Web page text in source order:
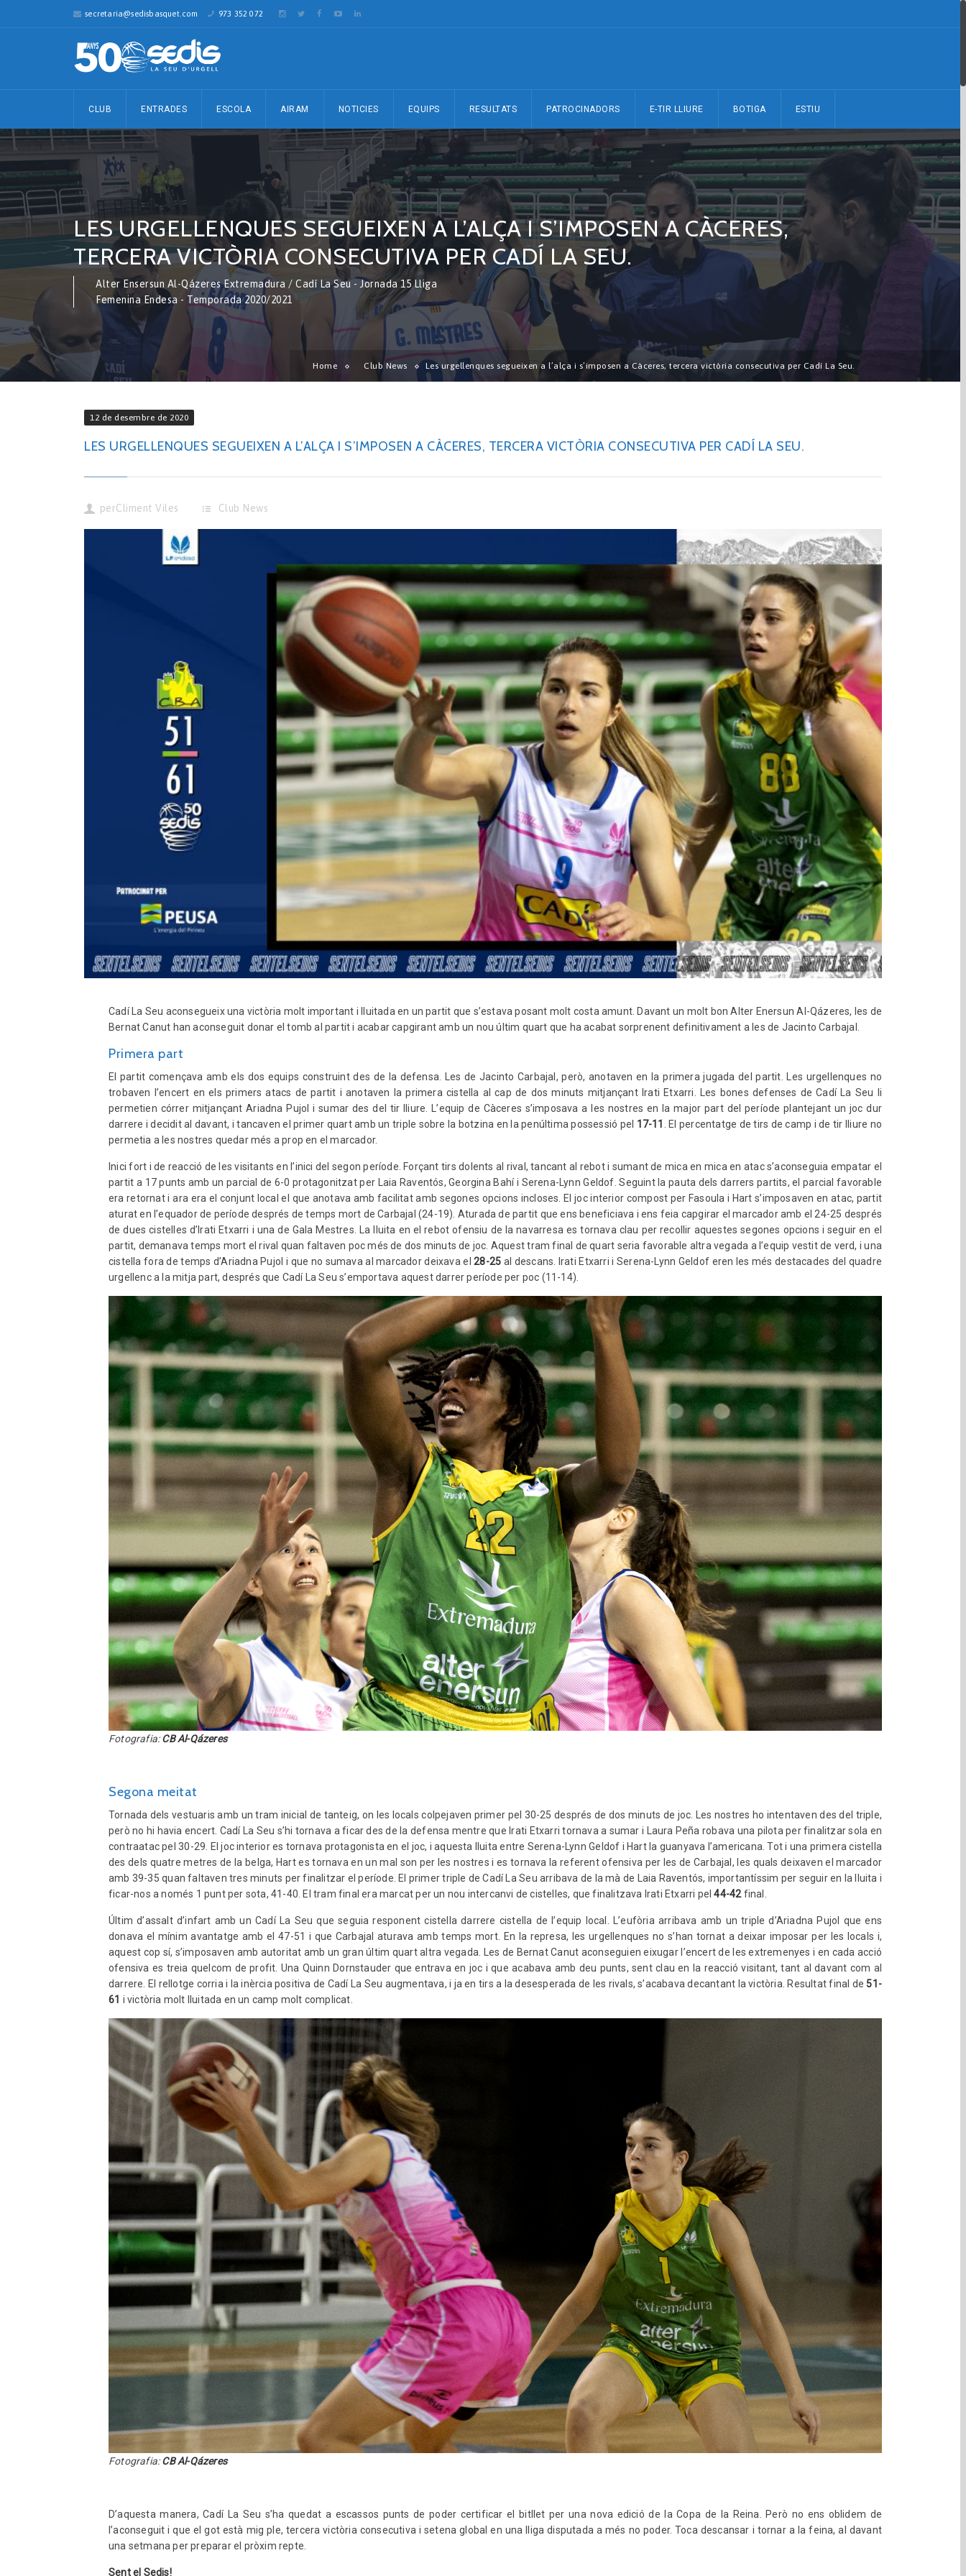
secretaria@sedisbasquet.com 973 352 072
CLUB ENTRADES ESCOLA AIRAM NOTICIES EQUIPS RESULTATS PATROCINADORS E-TIR LLIURE BOTIGA ESTIU
LES URGELLENQUES SEGUEIXEN A L’ALÇA I S’IMPOSEN A CÀCERES,
TERCERA VICTÒRIA CONSECUTIVA PER CADÍ LA SEU.
Alter Ensersun Al-Qázeres Extremadura / Cadí La Seu - Jornada 15 Lliga
Femenina Endesa - Temporada 2020/2021
Home Club News Les urgellenques segueixen a l’alça i s’imposen a Càceres, tercera victòria consecutiva per Cadí La Seu.
12 de desembre de 2020
LES URGELLENQUES SEGUEIXEN A L’ALÇA I S’IMPOSEN A CÀCERES, TERCERA VICTÒRIA CONSECUTIVA PER CADÍ LA SEU.
perCliment Viles Club News
Cadí La Seu aconsegueix una victòria molt important i lluitada en un partit que s’estava posant molt costa amunt. Davant un molt bon Alter Enersun Al-Qázeres, les de
Bernat Canut han aconseguit donar el tomb al partit i acabar capgirant amb un nou últim quart que ha acabat sorprenent definitivament a les de Jacinto Carbajal.
Primera part
El partit començava amb els dos equips construint des de la defensa. Les de Jacinto Carbajal, però, anotaven en la primera jugada del partit. Les urgellenques no
trobaven l’encert en els primers atacs de partit i anotaven la primera cistella al cap de dos minuts mitjançant Irati Etxarri. Les bones defenses de Cadí La Seu li
permetien córrer mitjançant Ariadna Pujol i sumar des del tir lliure. L’equip de Càceres s’imposava a les nostres en la major part del període plantejant un joc dur
darrere i decidit al davant, i tancaven el primer quart amb un triple sobre la botzina en la penúltima possessió pel 17-11 . El percentatge de tirs de camp i de tir lliure no
permetia a les nostres quedar més a prop en el marcador.
Inici fort i de reacció de les visitants en l’inici del segon període. Forçant tirs dolents al rival, tancant al rebot i sumant de mica en mica en atac s’aconseguia empatar el
partit a 17 punts amb un parcial de 6-0 protagonitzat per Laia Raventós, Georgina Bahí i Serena-Lynn Geldof. Seguint la pauta dels darrers partits, el parcial favorable
era retornat i ara era el conjunt local el que anotava amb facilitat amb segones opcions incloses. El joc interior compost per Fasoula i Hart s’imposaven en atac, partit
aturat en l’equador de període després de temps mort de Carbajal (24-19). Aturada de partit que ens beneficiava i ens feia capgirar el marcador amb el 24-25 després
de dues cistelles d’Irati Etxarri i una de Gala Mestres. La lluita en el rebot ofensiu de la navarresa es tornava clau per recollir aquestes segones opcions i seguir en el
partit, demanava temps mort el rival quan faltaven poc més de dos minuts de joc. Aquest tram final de quart seria favorable altra vegada a l’equip vestit de verd, i una
cistella fora de temps d’Ariadna Pujol i que no sumava al marcador deixava el28-25 al descans. Irati Etxarri i Serena-Lynn Geldof eren les més destacades del quadre
urgellenc a la mitja part, després que Cadí La Seu s’emportava aquest darrer període per poc (11-14).
Fotografia:CB Al-Qázeres
Segona meitat
Tornada dels vestuaris amb un tram inicial de tanteig, on les locals colpejaven primer pel 30-25 després de dos minuts de joc. Les nostres ho intentaven des del triple,
però no hi havia encert. Cadí La Seu s’hi tornava a ficar des de la defensa mentre que Irati Etxarri tornava a sumar i Laura Peña robava una pilota per finalitzar sola en
contraatac pel 30-29. El joc interior es tornava protagonista en el joc, i aquesta lluita entre Serena-Lynn Geldof i Hart la guanyava l’americana. Tot i una primera cistella
des dels quatre metres de la belga, Hart es tornava en un mal son per les nostres i es tornava la referent ofensiva per les de Carbajal, les quals deixaven el marcador
amb 39-35 quan faltaven tres minuts per finalitzar el període. El primer triple de Cadí La Seu arribava de la mà de Laia Raventós, importantíssim per seguir en la lluita i
ficar-nos a només 1 punt per sota, 41-40. El tram final era marcat per un nou intercanvi de cistelles, que finalitzava Irati Etxarri pel44-42final.
Últim d’assalt d’infart amb un Cadí La Seu que seguia responent cistella darrere cistella de l’equip local. L’eufòria arribava amb un triple d’Ariadna Pujol que ens
donava el mínim avantatge amb el 47-51 i que Carbajal aturava amb temps mort. En la represa, les urgellenques no s’han tornat a deixar imposar per les locals i,
aquest cop sí, s’imposaven amb autoritat amb un gran últim quart altra vegada. Les de Bernat Canut aconseguien eixugar l’encert de les extremenyes i en cada acció
ofensiva es treia quelcom de profit. Una Quinn Dornstauder que entrava en joc i que acabava amb deu punts, sent clau en la reacció visitant, tant al davant com al
darrere. El rellotge corria i la inèrcia positiva de Cadí La Seu augmentava, i ja en tirs a la desesperada de les rivals, s’acabava decantant la victòria. Resultat final de 51-
61 i victòria molt lluitada en un camp molt complicat.
Fotografia:CB Al-Qázeres
D’aquesta manera, Cadí La Seu s’ha quedat a escassos punts de poder certificar el bitllet per una nova edició de la Copa de la Reina. Però no ens oblidem de
l’aconseguit i que el got està mig ple, tercera victòria consecutiva i setena global en una lliga disputada a més no poder. Toca descansar i tornar a la feina, al davant
una setmana per preparar el pròxim repte.
Sent el Sedis!